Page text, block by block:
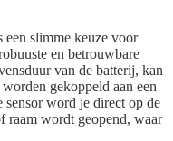
een slimme keuze voor
en betrouwbare
van de batterij, kan
gekoppeld aan een
sensor word je direct op de
raam wordt geopend, waar